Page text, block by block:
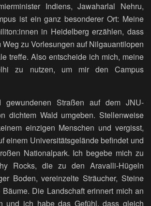
Indiens, Jawaharlal Nehru,
ist ein ganz besonderer Ort: Meine
in Heidelberg erzählen, dass
Weg zu Vorlesungen auf Nilgauantilopen
treffe. Also entscheide ich mich, meine
zu nutzen, um mir den Campus
gewundenen Straßen auf dem JNU-
dichtem Wald umgeben. Stellenweise
einzigen Menschen und vergisst,
einem Universitätsgelände befindet und
Nationalpark. Ich begebe mich zu
Rocks, die zu den Aravalli-Hügeln
Boden, vereinzelte Sträucher, Steine
Die Landschaft erinnert mich an
und ich habe das Gefühl, dass gleich